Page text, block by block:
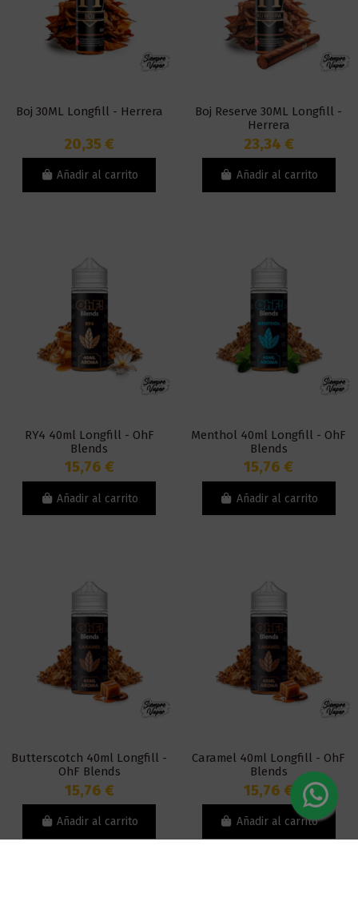
Boj 30ML Longfill - Herrera
20,35 €
Añadir al carrito
Boj Reserve 30ML Longfill -
Herrera
23,34 €
Añadir al carrito
RY4 40ml Longfill - OhF
Blends
15,76 €
Añadir al carrito
Menthol 40ml Longfill - OhF
Blends
15,76 €
Añadir al carrito
Butterscotch 40ml Longfill -
OhF Blends
15,76 €
Añadir al carrito
Caramel 40ml Longfill - OhF
Blends
15,76 €
Añadir al carrito